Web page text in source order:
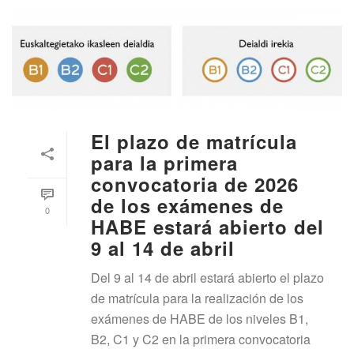
0
El plazo de matrícula
para la primera
convocatoria de 2026
de los exámenes de
HABE estará abierto del
9 al 14 de abril
Del 9 al 14 de abril estará abierto el plazo
de matrícula para la realización de los
exámenes de HABE de los niveles B1,
B2, C1 y C2 en la primera convocatoria